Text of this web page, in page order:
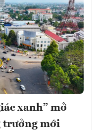
xanh” mở
trưởng mới